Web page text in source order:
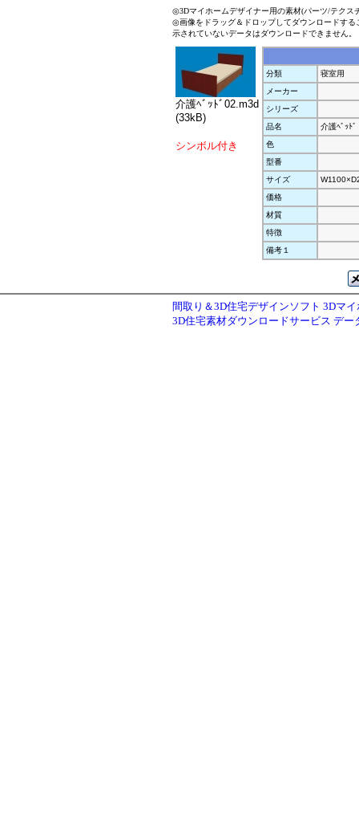
◎3Dマイホームデザイナー用の素材(パーツ/テクス
◎画像をドラッグ＆ドロップしてダウンロードす
示されていないデータはダウンロードできません。
介護ﾍﾞｯﾄﾞ02.m3d
(33kB)
シンボル付き
分類
寝室用
メーカー
シリーズ
品名
介護ﾍﾞｯﾄﾞ
色
型番
サイズ
価格
材質
特徴
備考１
間取り＆3D住宅デザインソフト 3Dマ
3D住宅素材ダウンロードサービス デー